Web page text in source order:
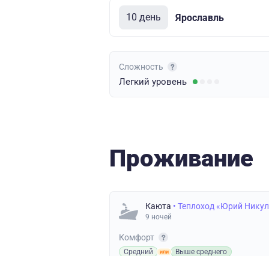
10 день Ярославль
Сложность
Легкий уровень
Проживание
Каюта • Теплоход «Юрий
9 ночей
Комфорт
Средний Выше среднего